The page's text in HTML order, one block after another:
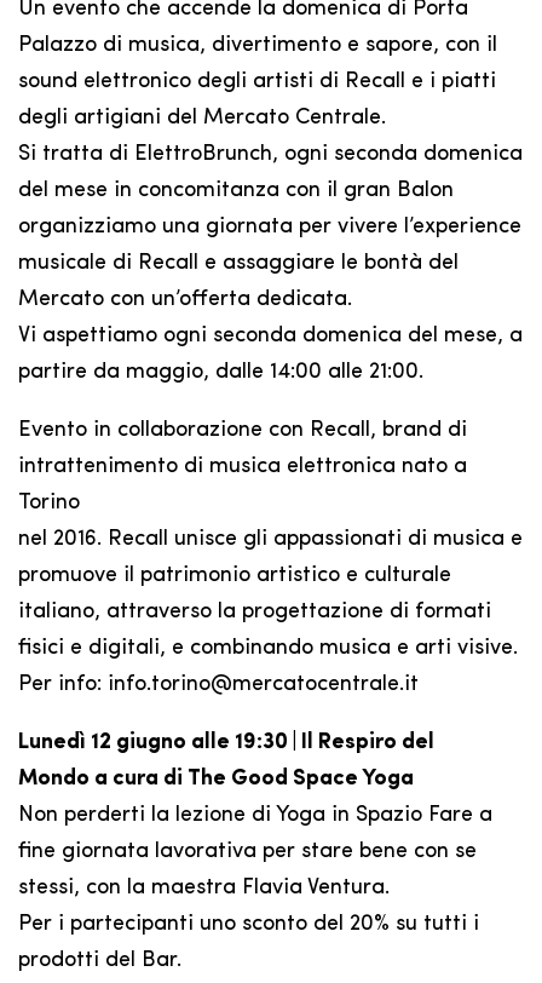
Un evento che accende la domenica di Porta
Palazzo di musica, divertimento e sapore, con il
sound elettronico degli artisti di Recall e i piatti
degli artigiani del Mercato Centrale.
Si tratta di ElettroBrunch, ogni seconda domenica
del mese in concomitanza con il gran Balon
organizziamo una giornata per vivere l’experience
musicale di Recall e assaggiare le bontà del
Mercato con un’offerta dedicata.
Vi aspettiamo ogni seconda domenica del mese, a
partire da maggio, dalle 14:00 alle 21:00.
Evento in collaborazione con Recall, brand di
intrattenimento di musica elettronica nato a
Torino
nel 2016. Recall unisce gli appassionati di musica e
promuove il patrimonio artistico e culturale
italiano, attraverso la progettazione di formati
fisici e digitali, e combinando musica e arti visive.
Per info: info.torino@mercatocentrale.it
Lunedì 12 giugno alle 19:30 | Il Respiro del
Mondo a cura di The Good Space Yoga
Non perderti la lezione di Yoga in Spazio Fare a
fine giornata lavorativa per stare bene con se
stessi, con la maestra Flavia Ventura.
Per i partecipanti uno sconto del 20% su tutti i
prodotti del Bar.